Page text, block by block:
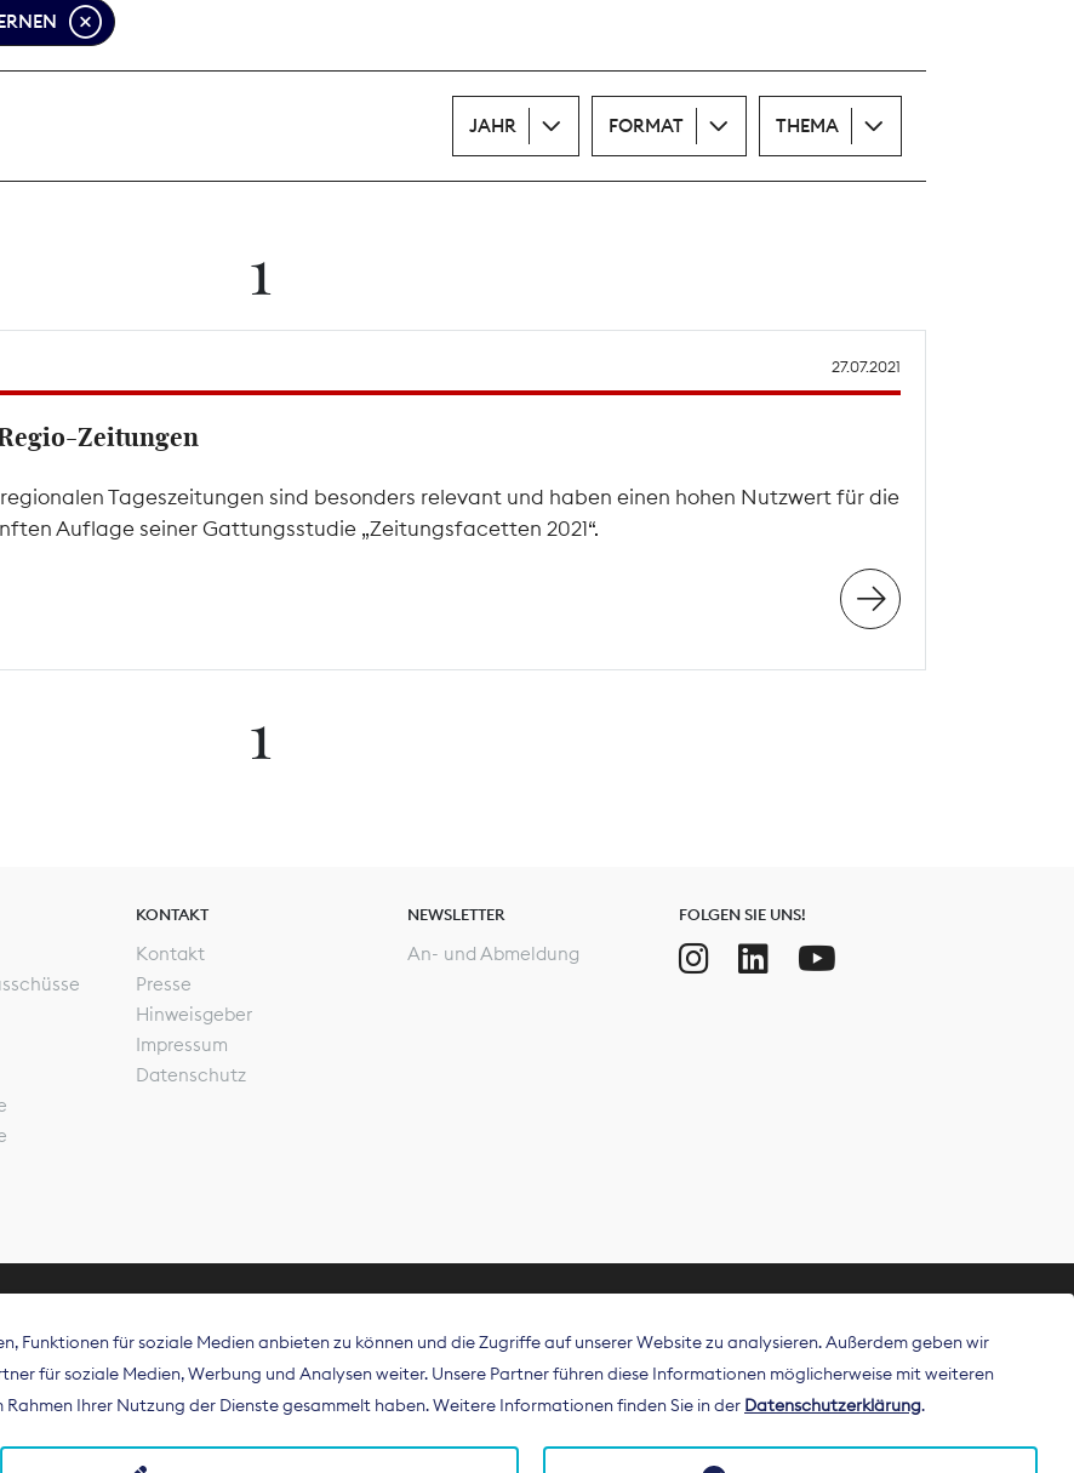
JAHR FORMAT THEMA
1
27.07.2021
Zeitungen
Tageszeitungen sind besonders relevant und haben einen hohen Nutzwert für die
Auflage seiner Gattungsstudie „Zeitungsfacetten 2021“.
1
KONTAKT
Kontakt
Presse
Hinweisgeber
Impressum
Datenschutz
NEWSLETTER
An- und Abmeldung
FOLGEN SIE UNS!
Digitalpublisher und Zeitungsverleger (BDZV) vertritt als
die Interessen der Zeitungsverlage und digitalen Publisher in
auf EU-Ebene.
Funktionen für soziale Medien anbieten zu können und die Zugriffe auf unserer Website zu analysieren. Außerdem geben wir
für soziale Medien, Werbung und Analysen weiter. Unsere Partner führen diese Informationen möglicherweise mit weiteren
Ihrer Nutzung der Dienste gesammelt haben. Weitere Informationen finden Sie in der Datenschutzerklärung.